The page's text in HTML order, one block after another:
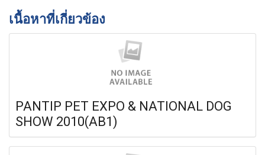
เนื้อหาที่เกี่ยวข้อง
PANTIP PET EXPO & NATIONAL DOG
SHOW 2010(AB1)